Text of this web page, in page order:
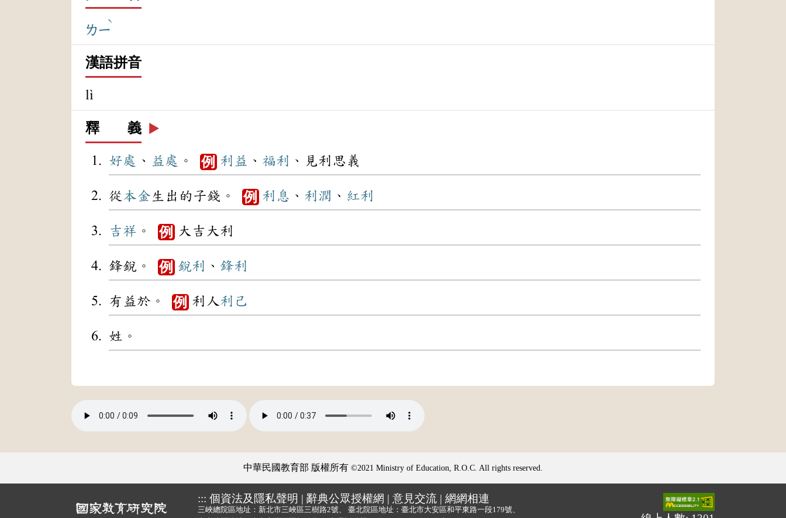
ㄌㄧ
ˋ
漢語拼音
lì
釋 義 ▶️
好處 、 益處 。 例 利益 、 福利 、見利思義
從 本金 生出的子錢。 例 利息 、 利潤 、 紅利
吉祥 。 例 大吉大利
鋒銳。 例 銳利 、 鋒利
有益於。 例 利人利己
姓。
中華民國教育部 版權所有 ©2021 Ministry of Education, R.O.C. All rights reserved.
::: 個資法及隱私聲明 | 辭典公眾授權網 | 意見交流 | 網網相連
三峽總院區地址：新北市三峽區三樹路2號、
臺北院區地址：臺北市大安區和平東路一段179號、